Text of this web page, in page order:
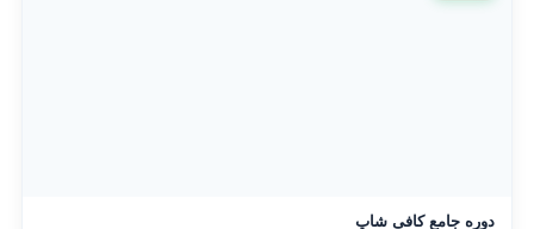
دوره جامع کافی شاپ